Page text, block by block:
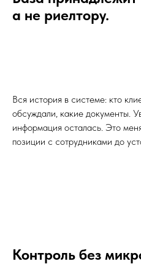
а не риелтору.
Вся история в системе: кто
обсуждали, какие документы.
информация осталась. Это
позиции с сотрудниками до
Контроль без